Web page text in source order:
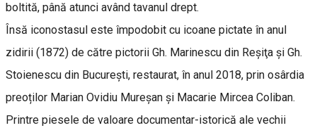
boltită, până atunci având tavanul drept.
Însă iconostasul este împodobit cu icoane pictate în anul
zidirii (1872) de către pictorii Gh. Marinescu din Reşiţa şi Gh.
Stoienescu din Bucureşti, restaurat, în anul 2018, prin osârdia
preoților Marian Ovidiu Mureșan și Macarie Mircea Coliban.
Printre piesele de valoare documentar-istorică ale vechii